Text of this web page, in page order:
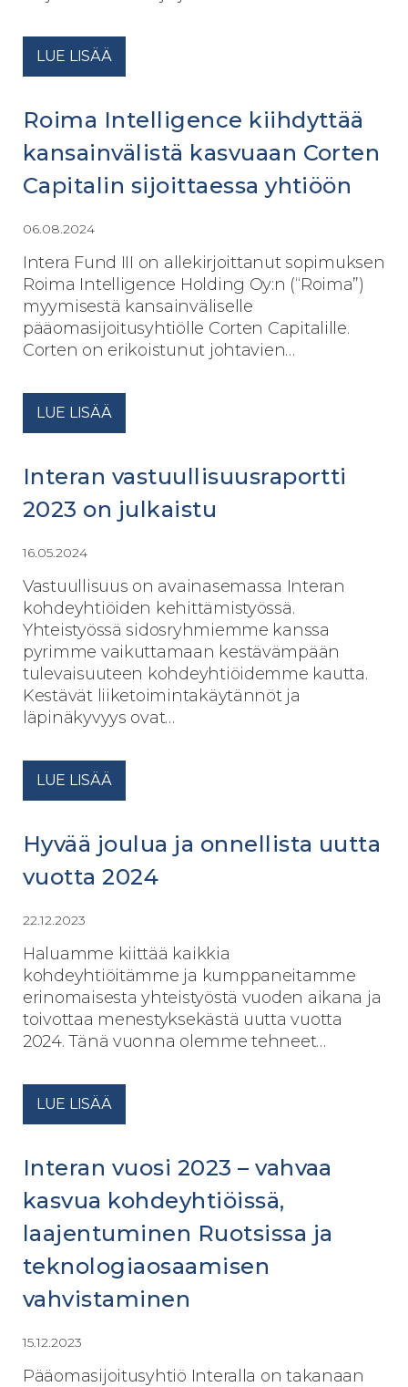
LUE LISÄÄ
Roima Intelligence kiihdyttää
kansainvälistä kasvuaan Corten
Capitalin sijoittaessa yhtiöön
06.08.2024
Intera Fund III on allekirjoittanut sopimuksen
Roima Intelligence Holding Oy:n (“Roima”)
myymisestä kansainväliselle
pääomasijoitusyhtiölle Corten Capitalille.
Corten on erikoistunut johtavien…
LUE LISÄÄ
Interan vastuullisuusraportti
2023 on julkaistu
16.05.2024
Vastuullisuus on avainasemassa Interan
kohdeyhtiöiden kehittämistyössä.
Yhteistyössä sidosryhmiemme kanssa
pyrimme vaikuttamaan kestävämpään
tulevaisuuteen kohdeyhtiöidemme kautta.
Kestävät liiketoimintakäytännöt ja
läpinäkyvyys ovat…
LUE LISÄÄ
Hyvää joulua ja onnellista uutta
vuotta 2024
22.12.2023
Haluamme kiittää kaikkia
kohdeyhtiöitämme ja kumppaneitamme
erinomaisesta yhteistyöstä vuoden aikana ja
toivottaa menestyksekästä uutta vuotta
2024. Tänä vuonna olemme tehneet…
LUE LISÄÄ
Interan vuosi 2023 – vahvaa
kasvua kohdeyhtiöissä,
laajentuminen Ruotsissa ja
teknologiaosaamisen
vahvistaminen
15.12.2023
Pääomasijoitusyhtiö Interalla on takanaan